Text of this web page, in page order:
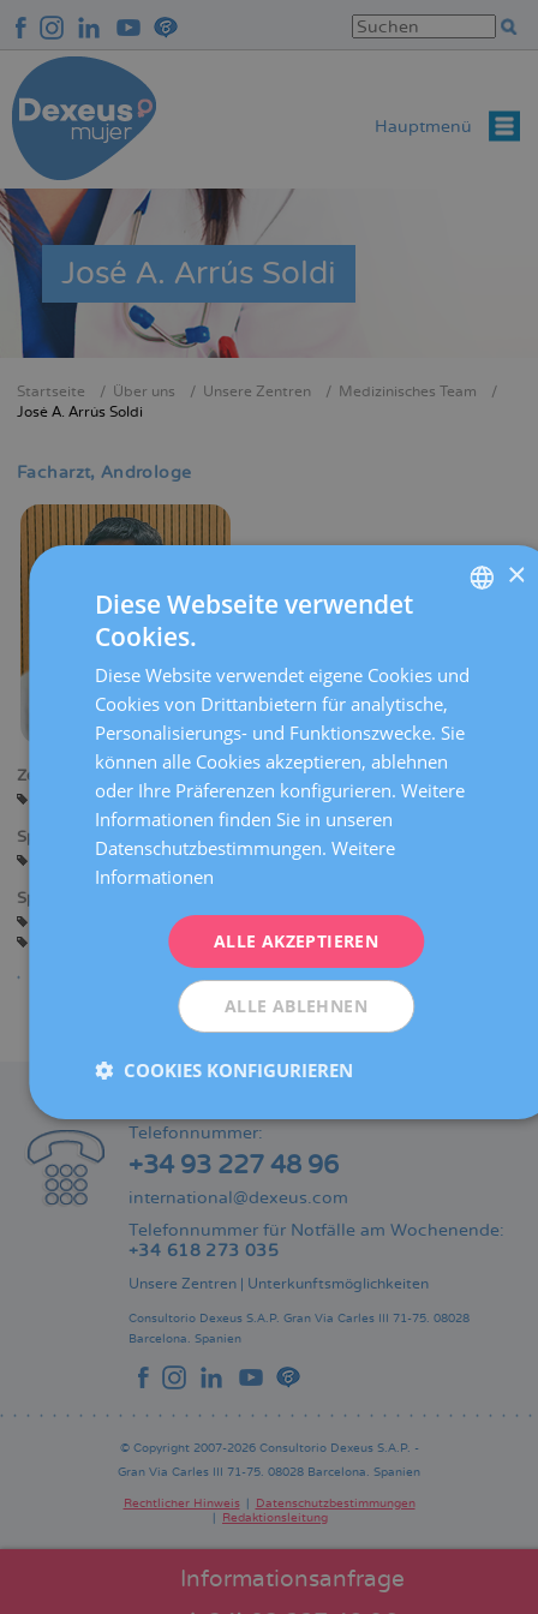
zum
Inhalt
Hauptmenü
José A. Arrús Soldi
Breadcrumb
Startseite Über uns Unsere Zentren
Medizinisches Team
José A. Arrús Soldi
Facharzt Androloge
Zentren:
Barcelona
Sant Cugat
Sprachen:
Spanisch
Spezialitäten:
Männliche Fruchtbarkeit
Sexuell übertragbare Infektionen
Männliche Sexualität
Informationsanfrage
Telefonnummer:
+34 93 227 48 96
international@dexeus.com
Telefonnummer für Notfälle am Wochenende:
+34 618 273 035
Unsere Zentren | Unterkunftsmöglichkeiten
Consultorio Dexeus S.A.P. Gran Via Carles III 71-75. 08028
Barcelona. Spanien
© Copyright 2007-2026 Consultorio Dexeus S.A.P. -
Gran Via Carles III 71-75. 08028 Barcelona. Spanien
de
Rechtlicher Hinweis
Datenschutzbestimmungen
Redaktionsleitung
CATALÀ
DEUTSCH
×
Diese Webseite verwendet
Cookies.
Diese Website verwendet eigene Cookies und
Cookies von Drittanbietern für analytische,
Personalisierungs- und Funktionszwecke. Sie
können alle Cookies akzeptieren, ablehnen
oder Ihre Präferenzen konfigurieren. Weitere
Informationen finden Sie in unseren
Datenschutzbestimmungen. Weitere
Informationen
ALLE AKZEPTIEREN
ALLE ABLEHNEN
COOKIES KONFIGURIEREN